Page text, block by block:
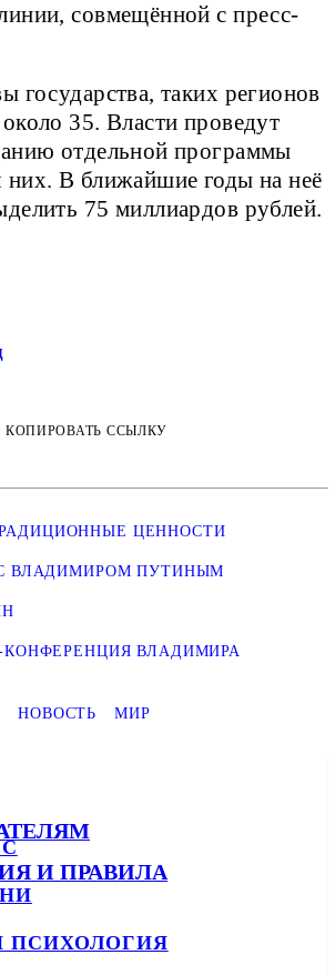
ПСИХОЛОГИЯ
совмещённой с пресс-
государства, таких регионов
35. Власти проведут
отдельной программы
них. В ближайшие годы на неё
75 миллиардов рублей.
КОПИРОВАТЬ ССЫЛКУ
ЦЕННОСТИ
ВЛАДИМИРОМ ПУТИНЫМ
ВЛАДИМИРА
НОВОСТЬ МИР
И ПРАВИЛА